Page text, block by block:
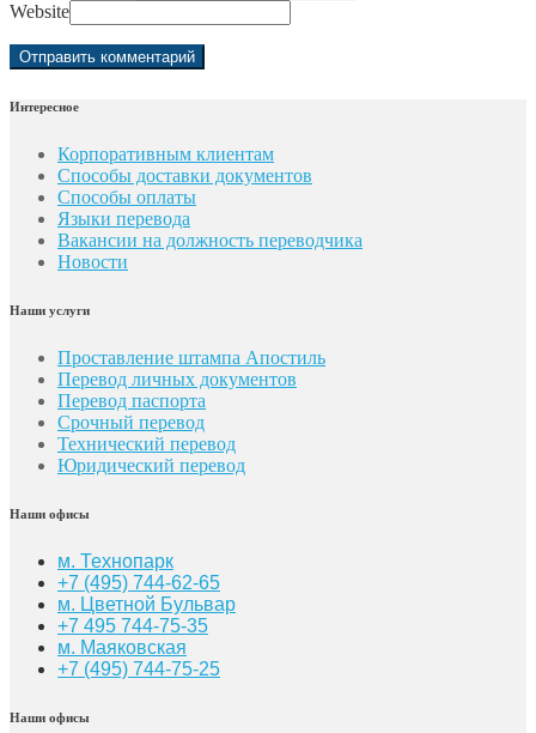
Website
Интересное
Корпоративным клиентам
Способы доставки документов
Способы оплаты
Языки перевода
Вакансии на должность переводчика
Новости
Наши услуги
Проставление штампа Апостиль
Перевод личных документов
Перевод паспорта
Срочный перевод
Технический перевод
Юридический перевод
Наши офисы
м. Технопарк
+7 (495) 744-62-65
м. Цветной Бульвар
+7 495 744-75-35
м. Маяковская
+7 (495) 744-75-25
Наши офисы